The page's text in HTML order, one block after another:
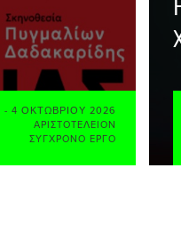
- 4 ΟΚΤΩΒΡΊΟΥ 2026
ΑΡΙΣΤΟΤΈΛΕΙΟΝ
ΣΎΓΧΡΟΝΟ ΈΡΓΟ